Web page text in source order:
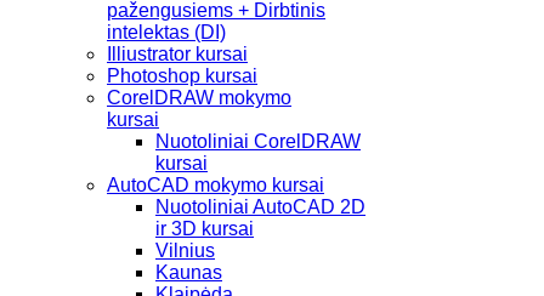
pažengusiems + Dirbtinis
intelektas (DI)
Illiustrator kursai
Photoshop kursai
CorelDRAW mokymo
kursai
Nuotoliniai CorelDRAW
kursai
AutoCAD mokymo kursai
Nuotoliniai AutoCAD 2D
ir 3D kursai
Vilnius
Kaunas